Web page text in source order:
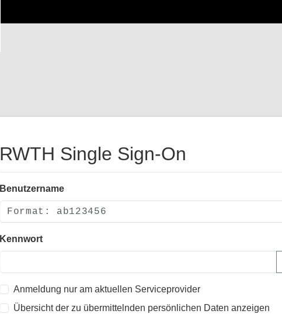
RWTH Single Sign-On
Benutzername
Kennwort
Anmeldung nur am aktuellen Serviceprovider
Übersicht der zu übermittelnden persönlichen Daten anzeigen